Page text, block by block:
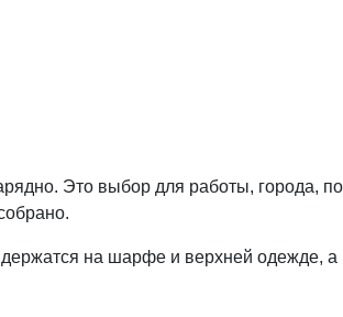
Это выбор для работы, города,
на шарфе и верхней одежде,